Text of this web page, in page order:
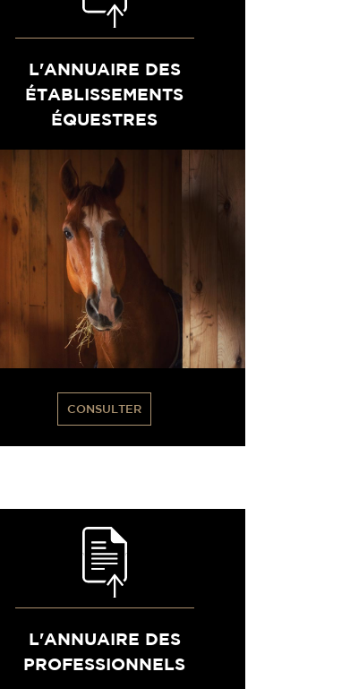
L'ANNUAIRE DES
ÉTABLISSEMENTS
ÉQUESTRES
CONSULTER
L'ANNUAIRE DES
PROFESSIONNELS